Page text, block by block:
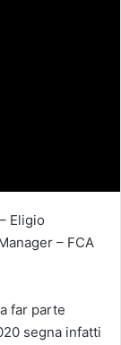
– Eligio
– FCA
far parte
segna infatti